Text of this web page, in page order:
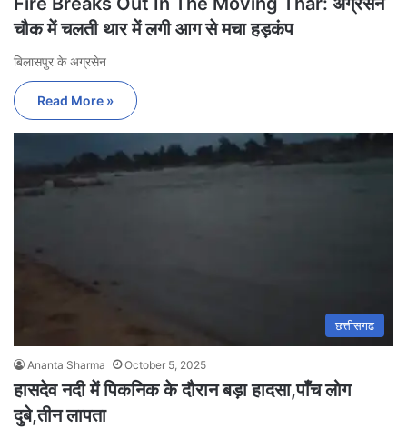
चौक में चलती थार में लगी आग से मचा हड़कंप
बिलासपुर के अग्रसेन
Read More »
छत्तीसगढ
Ananta Sharma October 5, 2025
हासदेव नदी में पिकनिक के दौरान बड़ा हादसा,पाँच लोग
दुबे,तीन लापता